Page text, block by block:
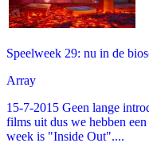
Speelweek 29: nu in de
Array
15-7-2015 Geen lange
films uit dus we hebben
week is "Inside Out"....